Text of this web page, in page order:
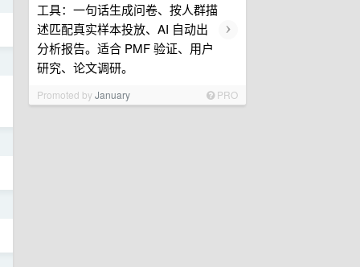
工具：一句话生成问卷、按人群描
述匹配真实样本投放、AI 自动出
分析报告。适合 PMF 验证、用户
研究、论文调研。
›
Promoted byJanuary PRO